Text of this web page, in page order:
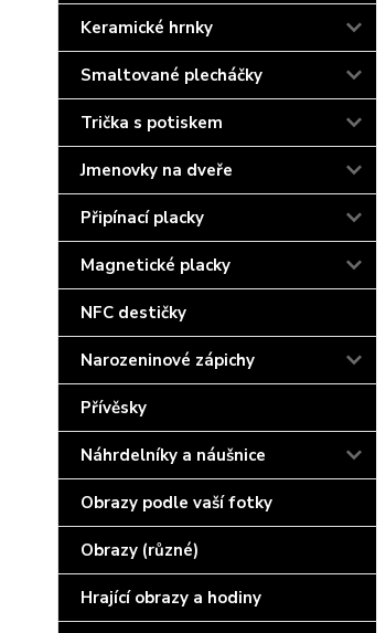
Keramické hrnky
Smaltované plecháčky
Trička s potiskem
Jmenovky na dveře
Připínací placky
Magnetické placky
NFC destičky
Narozeninové zápichy
Přívěsky
Náhrdelníky a náušnice
Obrazy podle vaší fotky
Obrazy (různé)
Hrající obrazy a hodiny